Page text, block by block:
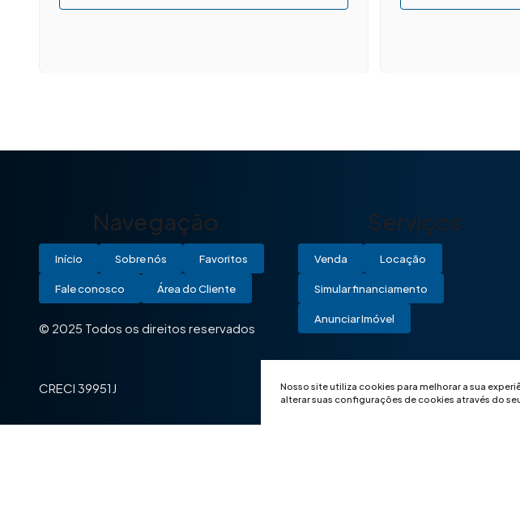
Nosso site utiliza cookies para melhorar a sua
alterar suas configurações de cookies através do
Navegação
Início Sobre nós Favoritos
Fale conosco Área do Cliente
© 2025 Todos os direitos reservados
CRECI 39951J
Serviços
Venda Locação
Simular financiamento
Anunciar Imóvel